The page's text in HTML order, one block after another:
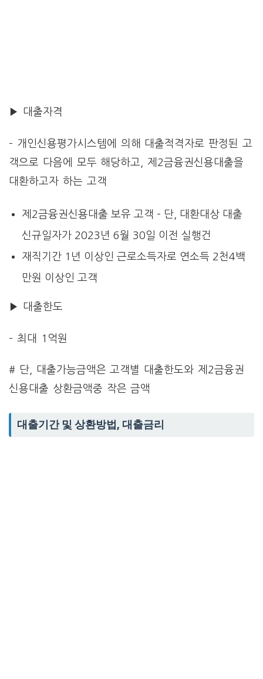
▶ 대출자격
– 개인신용평가시스템에 의해 대출적격자로 판정된 고
객으로 다음에 모두 해당하고, 제2금융권신용대출을
대환하고자 하는 고객
제2금융권신용대출 보유 고객 – 단, 대환대상 대출
신규일자가 2023년 6월 30일 이전 실행건
재직기간 1년 이상인 근로소득자로 연소득 2천4백
만원 이상인 고객
▶ 대출한도
– 최대 1억원
# 단, 대출가능금액은 고객별 대출한도와 제2금융권
신용대출 상환금액중 작은 금액
대출기간 및 상환방법, 대출금리